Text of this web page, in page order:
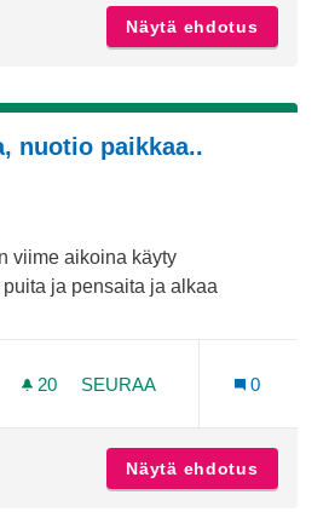
Näytä ehdotus
nuotio paikkaa..
viime aikoina käyty
ja pensaita ja alkaa
20 20 SEURAAJAA
SEURAA
0
Näytä ehdotus